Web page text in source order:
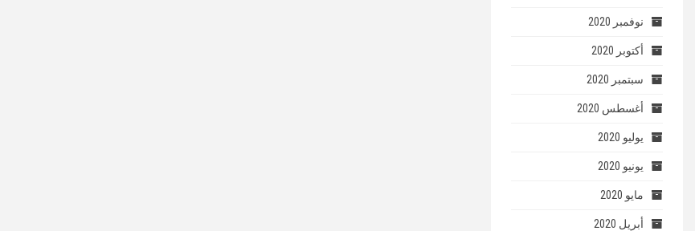
نوفمبر 2020
أكتوبر 2020
سبتمبر 2020
أغسطس 2020
يوليو 2020
يونيو 2020
مايو 2020
أبريل 2020